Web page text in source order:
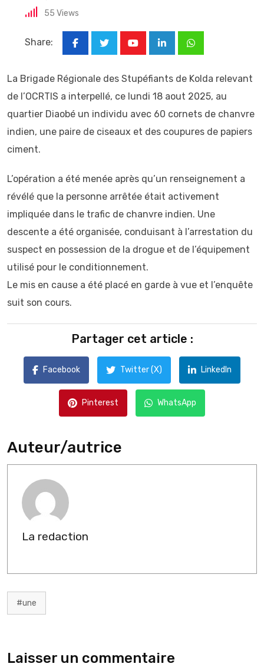
55 Views
Share:
LinkedInWhatsapp
La Brigade Régionale des Stupéfiants de Kolda relevant
de l’OCRTIS a interpellé, ce lundi 18 aout 2025, au
quartier Diaobé un individu avec 60 cornets de chanvre
indien, une paire de ciseaux et des coupures de papiers
ciment.
L’opération a été menée après qu’un renseignement a
révélé que la personne arrêtée était activement
impliquée dans le trafic de chanvre indien. Une
descente a été organisée, conduisant à l’arrestation du
suspect en possession de la drogue et de l’équipement
utilisé pour le conditionnement.
Le mis en cause a été placé en garde à vue et l’enquête
suit son cours.
Partager cet article :
Facebook Twitter (X) LinkedIn
Pinterest WhatsApp
Auteur/autrice
La redaction
#une
Laisser un commentaire